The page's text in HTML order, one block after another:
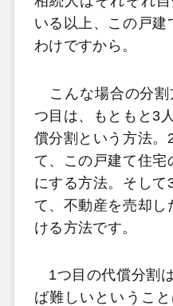
いる以上、この戸建
わけですから。
こんな場合の分割
つ目は、もともと3
償分割という方法。
て、この戸建て住宅
にする方法。そして
て、不動産を売却し
ける方法です。
1つ目の代償分割
ば難しいというこ